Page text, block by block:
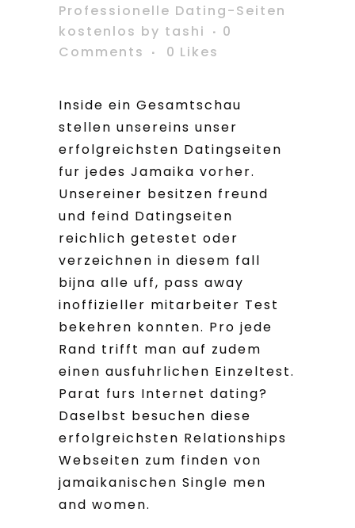
Professionelle Dating-Seiten
kostenlos by tashi
0
Comments
0 Likes
Inside ein Gesamtschau
stellen unsereins unser
erfolgreichsten Datingseiten
fur jedes Jamaika vorher.
Unsereiner besitzen freund
und feind Datingseiten
reichlich getestet oder
verzeichnen in diesem fall
bijna alle uff, pass away
inoffizieller mitarbeiter Test
bekehren konnten. Pro jede
Rand trifft man auf zudem
einen ausfuhrlichen Einzeltest.
Parat furs Internet dating?
Daselbst besuchen diese
erfolgreichsten Relationships
Webseiten zum finden von
jamaikanischen Single men
and women.